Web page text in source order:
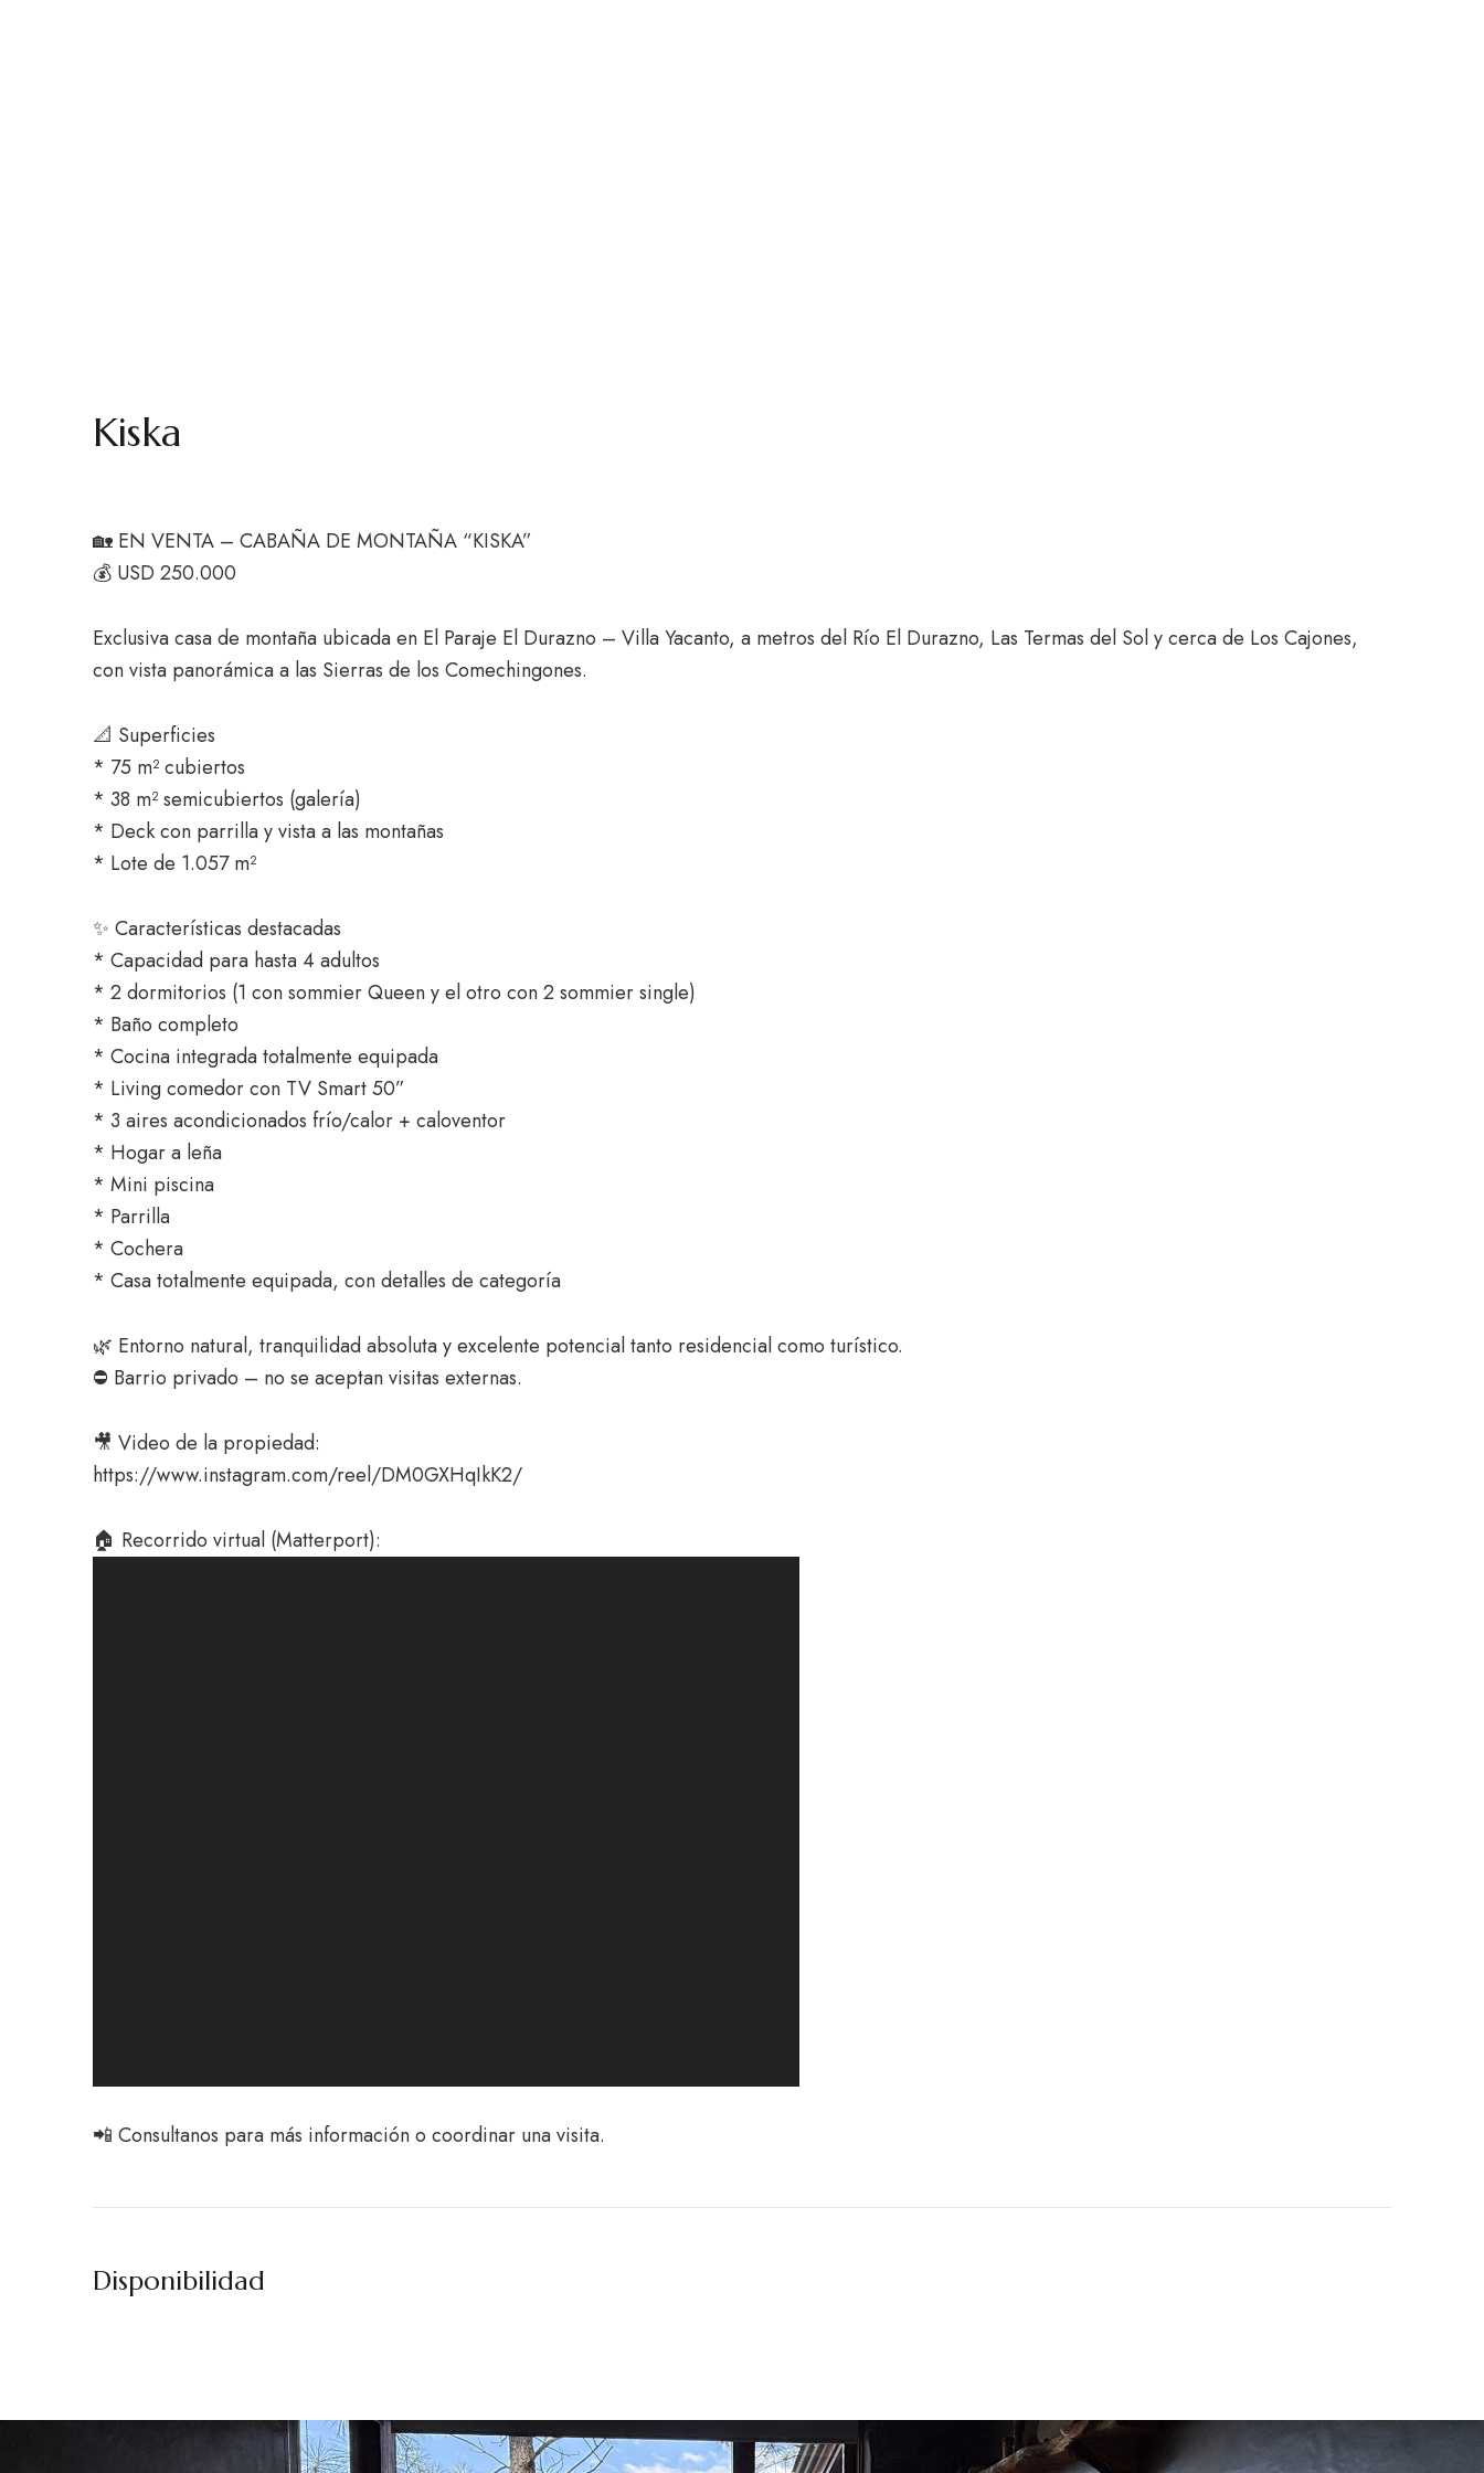
Kiska
🏡 EN VENTA – CABAÑA DE MONTAÑA “KISKA”
💰 USD 250.000
Exclusiva casa de montaña ubicada en El Paraje El Durazno – Villa Yacanto, a metros del Río El Durazno, Las Termas del Sol y cerca de Los Cajones,
con vista panorámica a las Sierras de los Comechingones.
📐 Superficies
* 75 m² cubiertos
* 38 m² semicubiertos (galería)
* Deck con parrilla y vista a las montañas
* Lote de 1.057 m²
✨ Características destacadas
* Capacidad para hasta 4 adultos
* 2 dormitorios (1 con sommier Queen y el otro con 2 sommier single)
* Baño completo
* Cocina integrada totalmente equipada
* Living comedor con TV Smart 50”
* 3 aires acondicionados frío/calor + caloventor
* Hogar a leña
* Mini piscina
* Parrilla
* Cochera
* Casa totalmente equipada, con detalles de categoría
🌿 Entorno natural, tranquilidad absoluta y excelente potencial tanto residencial como turístico.
⛔ Barrio privado – no se aceptan visitas externas.
🎥 Video de la propiedad:
https://www.instagram.com/reel/DM0GXHqIkK2/
🏠 Recorrido virtual (Matterport):
📲 Consultanos para más información o coordinar una visita.
Disponibilidad